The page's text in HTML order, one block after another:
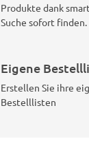
Produkte dank
Suche sofort finden.
Eigene
Erstellen Sie ihre
Bestelllisten